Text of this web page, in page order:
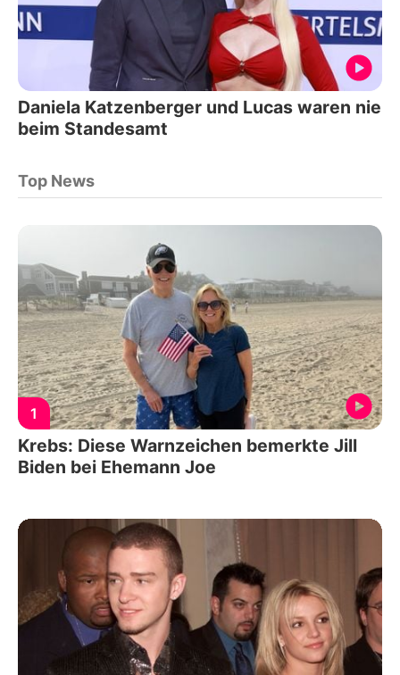
Daniela Katzenberger und Lucas waren nie
beim Standesamt
Top News
1
Krebs: Diese Warnzeichen bemerkte Jill
Biden bei Ehemann Joe